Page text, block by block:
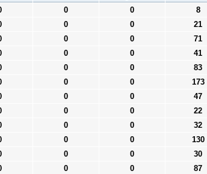
0 0 8
0 0 21
0 0 71
0 0 41
0 0 83
0 0 173
0 0 47
0 0 22
0 0 32
0 0 130
0 0 30
0 0 87